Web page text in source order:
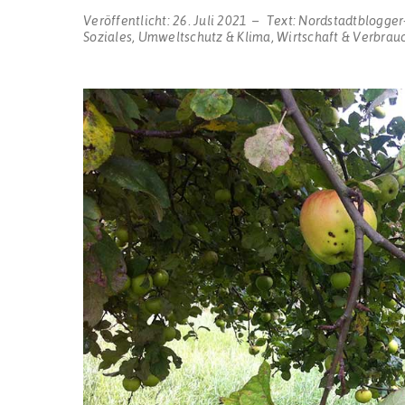
Veröffentlicht: 26. Juli 2021 Text:
Soziales Umweltschutz & Klima Wirtschaft &